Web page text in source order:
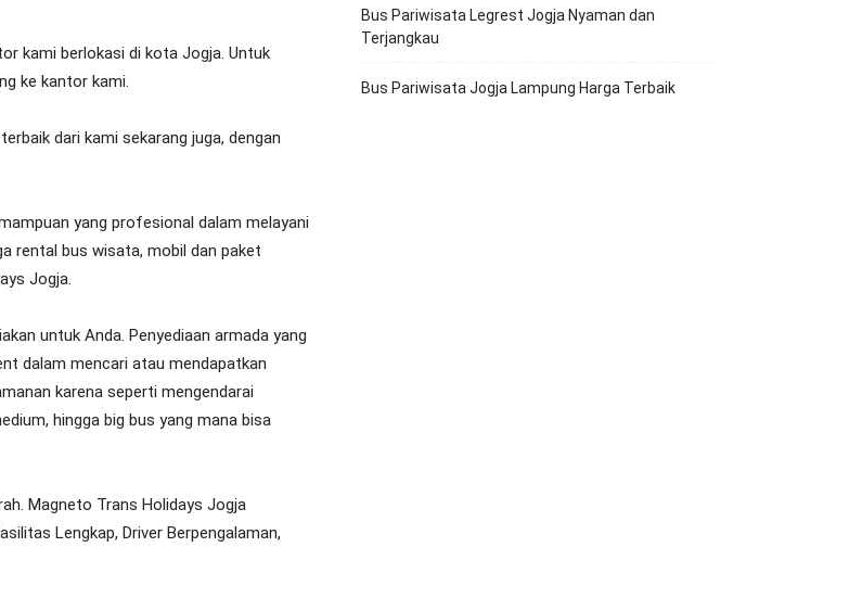
kami berlokasi di kota Jogja. Untuk
ke kantor kami.
dari kami sekarang juga, dengan
yang profesional dalam melayani
rental bus wisata, mobil dan paket
Jogja.
untuk Anda. Penyediaan armada yang
dalam mencari atau mendapatkan
karena seperti mengendarai
hingga big bus yang mana bisa
Magneto Trans Holidays Jogja
Lengkap, Driver Berpengalaman,
Bus Pariwisata Legrest Jogja Nyaman dan
Terjangkau
Bus Pariwisata Jogja Lampung Harga Terbaik